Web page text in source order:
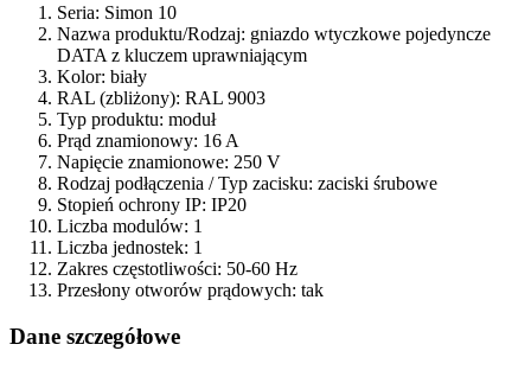
Seria: Simon 10
Nazwa produktu/Rodzaj: gniazdo wtyczkowe pojedyncze
DATA z kluczem uprawniającym
Kolor: biały
RAL (zbliżony): RAL 9003
Typ produktu: moduł
Prąd znamionowy: 16 A
Napięcie znamionowe: 250 V
Rodzaj podłączenia / Typ zacisku: zaciski śrubowe
Stopień ochrony IP: IP20
Liczba modulów: 1
Liczba jednostek: 1
Zakres częstotliwości: 50-60 Hz
Przesłony otworów prądowych: tak
Dane szczegółowe